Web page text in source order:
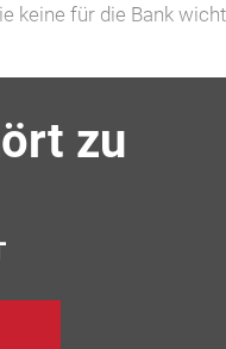
keine für die Bank
zu